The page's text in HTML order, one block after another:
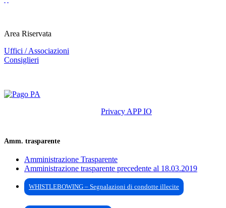
Area Riservata
Uffici / Associazioni
Consiglieri
Privacy APP IO
Amm. trasparente
Amministrazione Trasparente
Amministrazione trasparente precedente al 18.03.2019
WHISTLEBOWING – Segnalazioni di condotte illecite